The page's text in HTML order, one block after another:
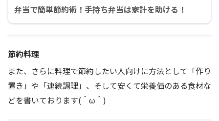
弁当で簡単節約術！手持ち弁当は家計を助ける！
節約料理
また、さらに料理で節約したい人向けに方法として「作り
置き」や「連続調理」、そして安くて栄養価のある食材な
どを書いております(＾ω＾)